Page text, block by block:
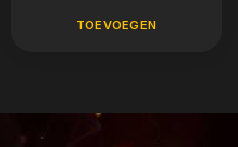
TOEVOEGEN